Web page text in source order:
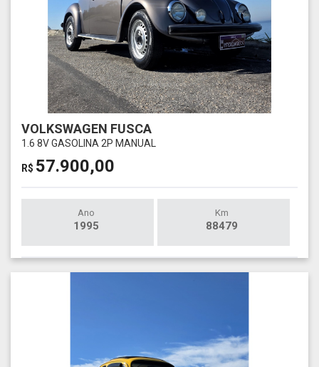
VOLKSWAGEN FUSCA
1.6 8V GASOLINA 2P MANUAL
R$ 57.900,00
Ano
1995
Km
88479